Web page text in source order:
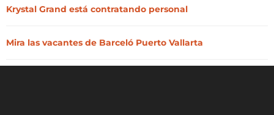
Krystal Grand está contratando personal
Mira las vacantes de Barceló Puerto Vallarta